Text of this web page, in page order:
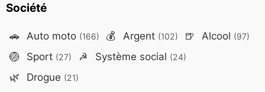
Société
🚗 Auto moto (166) 💰 Argent (102) 🍺 Alcool (97)
🏐 Sport (27) ☭ Système social (24)
🌿 Drogue (21)